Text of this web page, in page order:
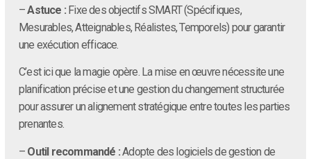
–Astuce : Fixe des objectifs SMART (Spécifiques,
Mesurables, Atteignables, Réalistes, Temporels) pour garantir
une exécution efficace.
C’est ici que la magie opère. La mise en œuvre nécessite une
planification précise et une gestion du changement structurée
pour assurer un alignement stratégique entre toutes les parties
prenantes.
– Outil recommandé :Adopte des logiciels de gestion de